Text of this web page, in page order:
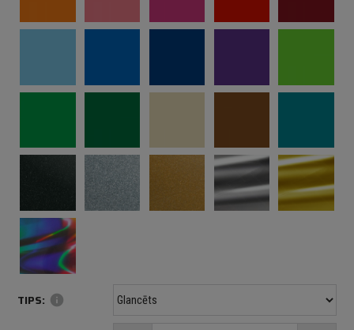
TIPS: info